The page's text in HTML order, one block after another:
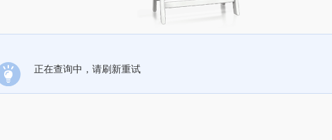
正在查询中，请刷新重试